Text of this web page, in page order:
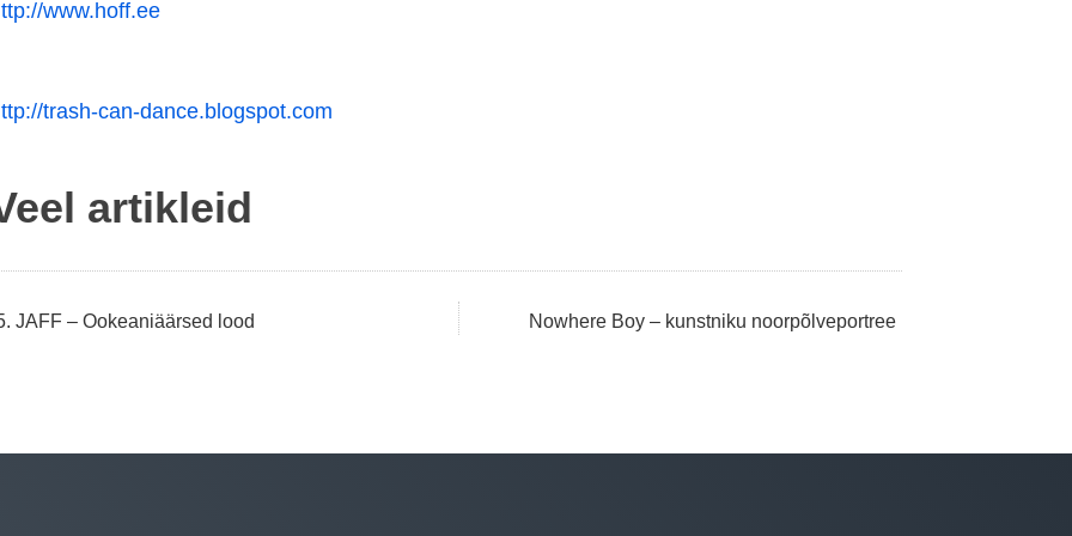
www.hoff.ee
trash-can-dance.blogspot.com
artikleid
JAFF – Ookeaniäärsed lood Nowhere Boy – kunstniku noorpõlveportree